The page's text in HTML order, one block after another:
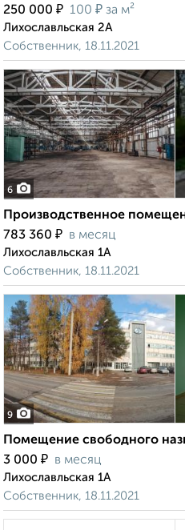
250 000 ₽ 100 ₽ за м²
Лихославльская 2А
Собственник, 18.11.2021
6
Производственное
783 360 ₽ в месяц
Лихославльская 1А
Собственник, 18.11.2021
9
Помещение свободного
3 000 ₽ в месяц
Лихославльская 1А
Собственник, 18.11.2021